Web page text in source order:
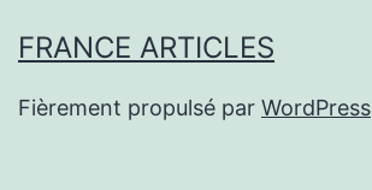
FRANCE ARTICLES
Fièrement propulsé par WordPress